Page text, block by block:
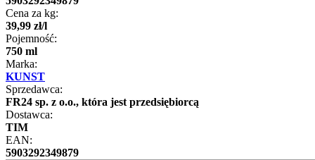
Cena za kg:
39,99 zł/l
Pojemność:
750 ml
Marka:
KUNST
Sprzedawca:
FR24 sp. z o.o., która jest przedsiębiorcą
Dostawca:
TIM
EAN:
5903292349879